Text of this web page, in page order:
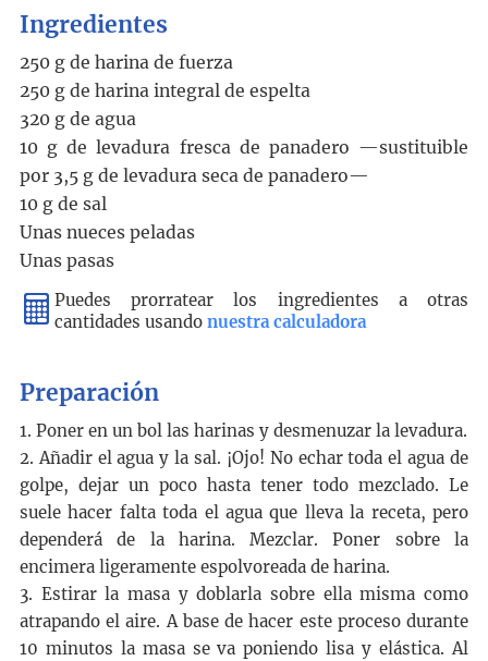
Ingredientes
250 gde harina de fuerza
250 gde harina integral de espelta
320 gde agua
10 g delevadura fresca de panadero —sustituible
por 3,5 g de levadura seca de panadero—
10 gde sal
Unas nueces peladas
Unas pasas
Puedes prorratear los ingredientes a otras
cantidades usando nuestra calculadora
Preparación
1. Poner en un bol las harinas y desmenuzar la levadura.
2. Añadir el agua y la sal. ¡Ojo! No echar toda el agua de
golpe, dejar un poco hasta tener todo mezclado. Le
suele hacer falta toda el agua que lleva la receta, pero
dependerá de la harina. Mezclar. Poner sobre la
encimera ligeramente espolvoreada de harina.
3. Estirar la masa y doblarla sobre ella misma como
atrapando el aire. A base de hacer este proceso durante
10 minutos la masa se va poniendo lisa y elástica. Al